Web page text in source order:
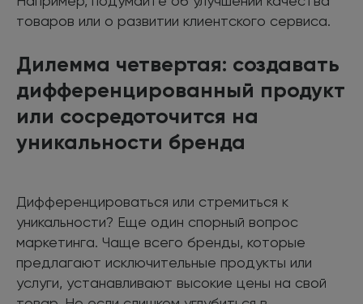
товаров или о развитии клиентского сервиса.
Дилемма четвертая: создавать
дифференцированный продукт
или сосредоточится на
уникальности бренда
Дифференцироваться или стремиться к
уникальности? Еще один спорный вопрос
маркетинга. Чаще всего бренды, которые
предлагают исключительные продукты или
услуги, устанавливают высокие цены на свой